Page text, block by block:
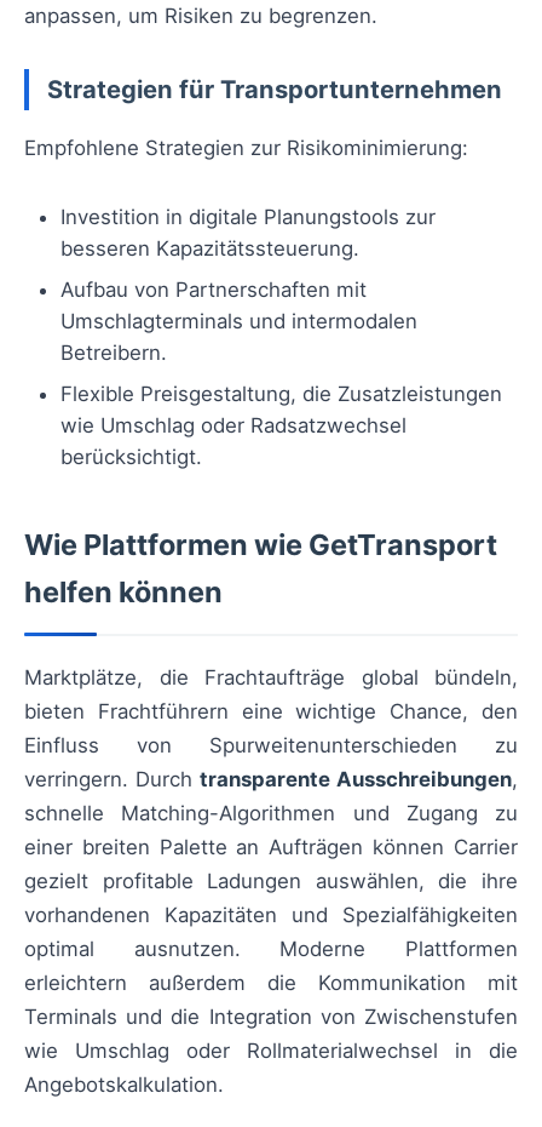
anpassen, um Risiken zu begrenzen.
Strategien für Transportunternehmen
Empfohlene Strategien zur Risikominimierung:
Investition in digitale Planungstools zur
besseren Kapazitätssteuerung.
Aufbau von Partnerschaften mit
Umschlagterminals und intermodalen
Betreibern.
Flexible Preisgestaltung, die Zusatzleistungen
wie Umschlag oder Radsatzwechsel
berücksichtigt.
Wie Plattformen wie GetTransport
helfen können
Marktplätze, die Frachtaufträge global bündeln,
bieten Frachtführern eine wichtige Chance, den
Einfluss von Spurweitenunterschieden zu
verringern. Durch transparente Ausschreibungen,
schnelle Matching-Algorithmen und Zugang zu
einer breiten Palette an Aufträgen können Carrier
gezielt profitable Ladungen auswählen, die ihre
vorhandenen Kapazitäten und Spezialfähigkeiten
optimal ausnutzen. Moderne Plattformen
erleichtern außerdem die Kommunikation mit
Terminals und die Integration von Zwischenstufen
wie Umschlag oder Rollmaterialwechsel in die
Angebotskalkulation.